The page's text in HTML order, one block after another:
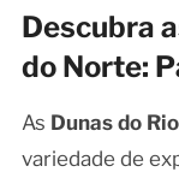
Descubra
do Norte:
As Dunas do
variedade de